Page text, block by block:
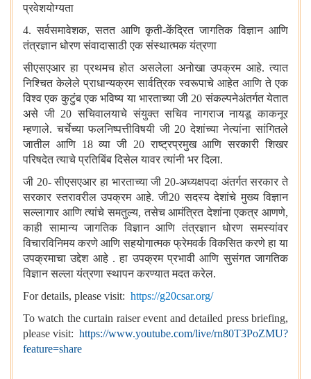
प्रवेशयोग्यता
4. सर्वसमावेशक,सतत आणि कृती-केंद्रित जागतिक विज्ञान आणि
तंत्रज्ञान धोरण संवादासाठी एक संस्थात्मक यंत्रणा
सीएसएआर हा प्रथमच होत असलेला अनोखा उपक्रम आहे. त्यात
निश्चित केलेले प्राधान्यक्रम सार्वत्रिक स्वरूपाचे आहेत आणि ते एक
विश्व एक कुटुंब एक भविष्य या भारताच्या जी 20 संकल्पनेअंतर्गत येतात
असे जी 20 सचिवालयाचे संयुक्त सचिव नागराज नायडू काकनूर
म्हणाले. चर्चेच्या फलनिष्पत्तीविषयी जी 20 देशांच्या नेत्यांना सांगितले
जातील आणि 18 व्या जी 20 राष्ट्रप्रमुख आणि सरकारी शिखर
परिषदेत त्याचे प्रतिबिंब दिसेल यावर त्यांनी भर दिला.
जी 20- सीएसएआर हा भारताच्या जी 20-अध्यक्षपदा अंतर्गत सरकार ते
सरकार स्तरावरील उपक्रम आहे. जी20 सदस्य देशांचे मुख्य विज्ञान
सल्लागार आणि त्यांचे समतुल्य,तसेच आमंत्रित देशांना एकत्र आणणे,
काही सामान्य जागतिक विज्ञान आणि तंत्रज्ञान धोरण समस्यांवर
विचारविनिमय करणे आणि सहयोगात्मक फ्रेमवर्क विकसित करणे हा या
उपक्रमाचा उद्देश आहे . हा उपक्रम प्रभावी आणि सुसंगत जागतिक
विज्ञान सल्ला यंत्रणा स्थापन करण्यात मदत करेल.
For details, please visit: https://g20csar.org/
To watch the curtain raiser event and detailed press briefing,
please visit: https://www.youtube.com/live/rn80T3PoZMU?
feature=share